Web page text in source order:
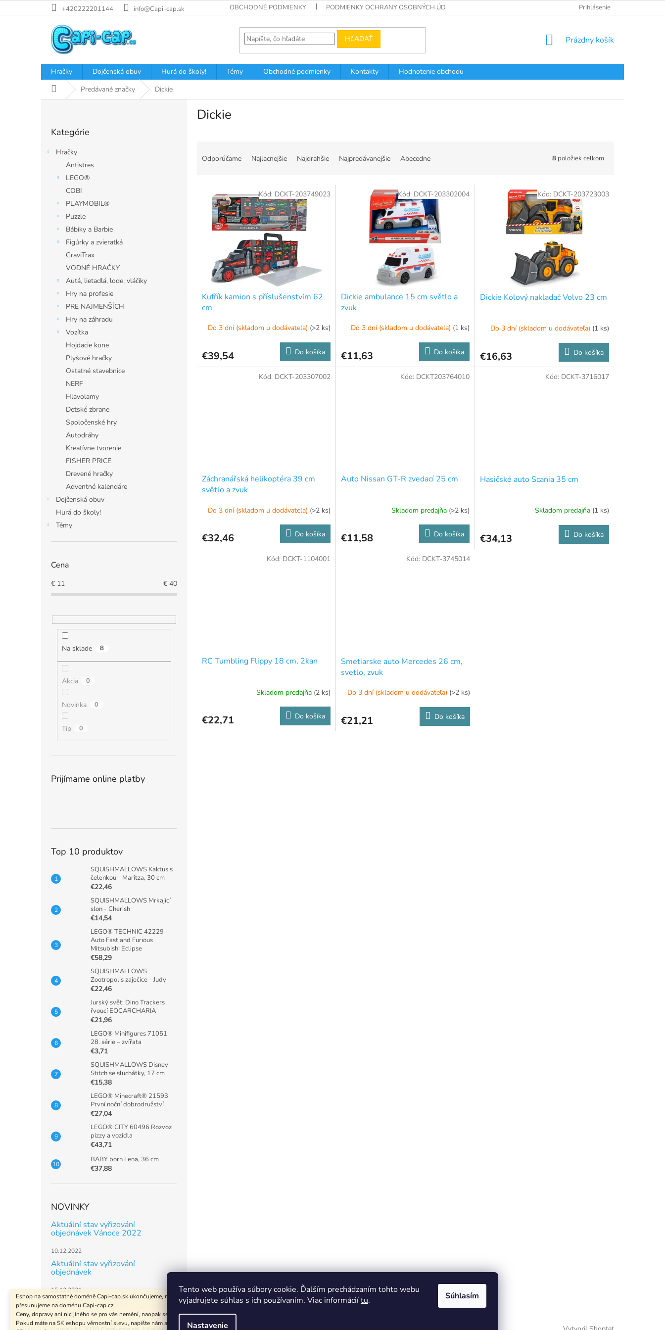
Tento web používa súbory cookie. Ďalším prechádzaním tohto webu
vyjadrujete súhlas s ich používaním. Viac informáciítu.
Nastavenie
Súhlasím
na
Eshop na samostatné doméně Capi-cap.sk ukončujeme, nákup i pro Slovensko
přesunujeme na doménu Capi-cap.cz
Ceny, dopravy ani nic jiného se pro vás nemění, naopak se rozšíří sortiment.
Pokud máte na SK eshopu věrnostní slevu, napište nám a zaktivujeme vám ji i na
+420222201144 info@Capi-cap.sk OBCHODNÉ PODMIENKY PODMIENKY OCHRANY OSOBNÝCH ÚDAJOV Prihlásenie
HĽADAŤ
NÁKUPNÝ
Prázdny košík
Hračky Dojčenská obuv Hurá do školy! Témy Obchodné podmienky Kontakty
Hodnotenie obchodu
DomovPredávané značky Dickie
kategórie
Kategórie
Hračky
Antistres
LEGO®
COBI
PLAYMOBIL®
Puzzle
Bábiky a Barbie
Figúrky a zvieratká
GraviTrax
VODNÉ HRAČKY
Autá, lietadlá, lode, vláčiky
Hry na profesie
PRE NAJMENŠÍCH
Hry na záhradu
Vozítka
Hojdacie kone
Plyšové hračky
Ostatné stavebnice
NERF
Hlavolamy
Detské zbrane
Spoločenské hry
Autodráhy
Kreatívne tvorenie
FISHER PRICE
Drevené hračky
Adventné kalendáre
Dojčenská obuv
Hurá do školy!
Témy
Cena
€ 11 € 40
Na sklade 8
Akcia 0
Novinka 0
Tip 0
Prijímame online platby
Top 10 produktov
SQUISHMALLOWS Kaktus s
čelenkou - Maritza, 30 cm
€22,46
SQUISHMALLOWS Mrkající
slon - Cherish
€14,54
LEGO® TECHNIC 42229
Auto Fast and Furious
Mitsubishi Eclipse
€58,29
SQUISHMALLOWS
Zootropolis zaječice - Judy
€22,46
Jurský svět: Dino Trackers
řvoucí EOCARCHARIA
€21,96
LEGO® Minifigures 71051
28. série – zvířata
€3,71
SQUISHMALLOWS Disney
Stitch se sluchátky, 17 cm
€15,38
LEGO® Minecraft® 21593
První noční dobrodružství
€27,04
LEGO® CITY 60496 Rozvoz
pizzy a vozidla
€43,71
BABY born Lena, 36 cm
€37,88
NOVINKY
Aktuální stav vyřizování
objednávek Vánoce 2022
10.12.2022
Aktuální stav vyřizování
objednávek
15.12.2021
Dickie
Odporúčame Najlacnejšie Najdrahšie Najpredávanejšie Abecedne 8 položiek celkom
Kufřík kamion s příslušenstvím 62
cm
Do 3 dní (skladom u dodávateľa) (>2 ks)
€39,54 Do košíka
Kód: DCKT-203749023
Dickie ambulance 15 cm světlo a
zvuk
Do 3 dní (skladom u dodávateľa) (1 ks)
€11,63 Do košíka
Kód: DCKT-203302004
Dickie Kolový nakladač Volvo 23 cm
Do 3 dní (skladom u dodávateľa) (1 ks)
€16,63 Do košíka
Kód: DCKT-203723003
Záchranářská helikoptéra 39 cm
světlo a zvuk
Do 3 dní (skladom u dodávateľa) (>2 ks)
€32,46 Do košíka
Kód: DCKT-203307002
Auto Nissan GT-R zvedací 25 cm
Skladom predajňa (>2 ks)
€11,58 Do košíka
Kód: DCKT203764010
Hasičské auto Scania 35 cm
Skladom predajňa (1 ks)
€34,13 Do košíka
Kód: DCKT-3716017
RC Tumbling Flippy 18 cm, 2kan
Skladom predajňa (2 ks)
€22,71 Do košíka
Kód: DCKT-1104001
Smetiarske auto Mercedes 26 cm,
svetlo, zvuk
Do 3 dní (skladom u dodávateľa) (>2 ks)
€21,21 Do košíka
Kód: DCKT-3745014